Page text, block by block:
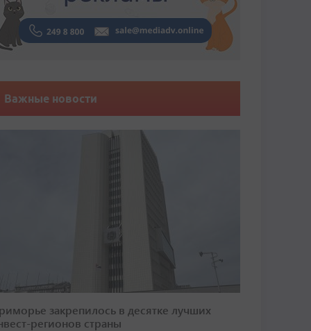
Важные новости
закрепилось в десятке лучших
регионов страны